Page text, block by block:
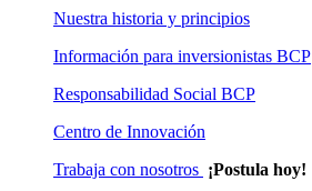
Nuestra historia y principios
Información para inversionistas BCP
Responsabilidad Social BCP
Centro de Innovación
Trabaja con nosotros ¡Postula hoy!